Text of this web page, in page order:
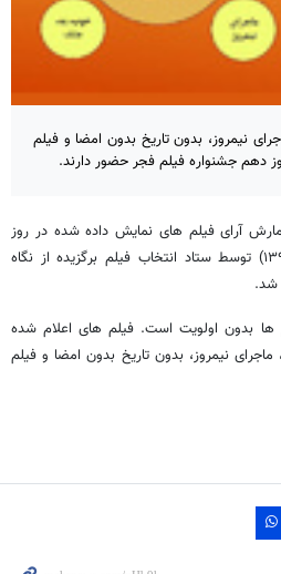
نیمروز، بدون تاریخ بدون امضا و فیلم
دهم جشنواره فیلم فجر حضور دارند.
آرای فیلم های نمایش داده شده در روز
دهم جشنواره فیلم فجر (۱۳۹۵/۱۱/۲۰) توسط ستاد انتخاب فیلم برگزیده از نگاه
شد.
بدون اولویت است. فیلم های اعلام شده
نیمروز، بدون تاریخ بدون امضا و فیلم